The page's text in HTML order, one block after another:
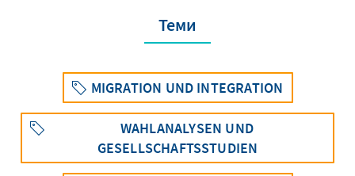
Теми
MIGRATION UND INTEGRATION
WAHLANALYSEN UND
GESELLSCHAFTSSTUDIEN